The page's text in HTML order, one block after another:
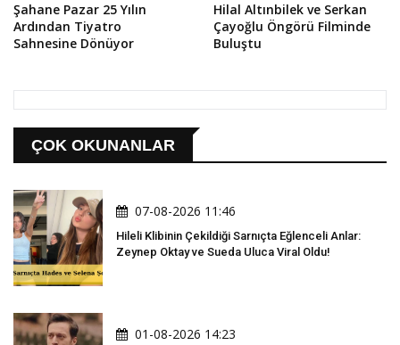
Şahane Pazar 25 Yılın
Ardından Tiyatro
Sahnesine Dönüyor
Hilal Altınbilek ve Serkan
Çayoğlu Öngörü Filminde
Buluştu
ÇOK OKUNANLAR
07-08-2026 11:46
Hileli Klibinin Çekildiği Sarnıçta Eğlenceli Anlar:
Zeynep Oktay ve Sueda Uluca Viral Oldu!
01-08-2026 14:23